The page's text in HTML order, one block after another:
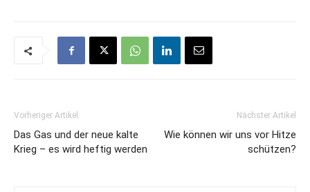
Vorheriger Artikel
Das Gas und der neue kalte
Krieg – es wird heftig werden
Nächster Artikel
Wie können wir uns vor Hitze
schützen?